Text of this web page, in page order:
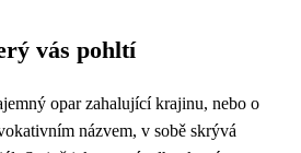
vás pohltí
opar zahalující krajinu, nebo o
názvem, v sobě skrývá